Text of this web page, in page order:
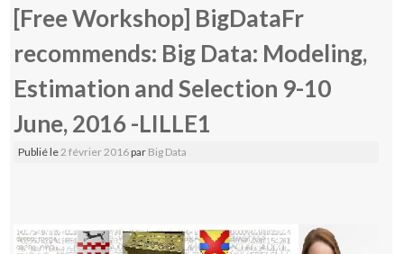
[Free Workshop] BigDataFr
recommends: Big Data: Modeling,
Estimation and Selection 9-10
June, 2016 -LILLE1
Publié le 2 février 2016par Big Data